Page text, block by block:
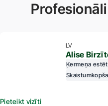
LV
Alise
Ķermeņa
Pieteikt vizīti